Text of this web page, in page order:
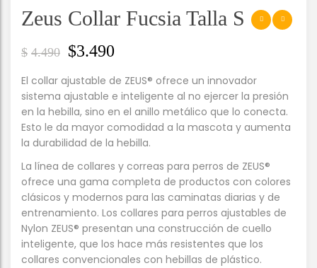
Zeus Collar Fucsia Talla S
$ 4.490 $3.490
El collar ajustable de ZEUS® ofrece un innovador
sistema ajustable e inteligente al no ejercer la presión
en la hebilla, sino en el anillo metálico que lo conecta.
Esto le da mayor comodidad a la mascota y aumenta
la durabilidad de la hebilla.
La línea de collares y correas para perros de ZEUS®
ofrece una gama completa de productos con colores
clásicos y modernos para las caminatas diarias y de
entrenamiento. Los collares para perros ajustables de
Nylon ZEUS® presentan una construcción de cuello
inteligente, que los hace más resistentes que los
collares convencionales con hebillas de plástico.